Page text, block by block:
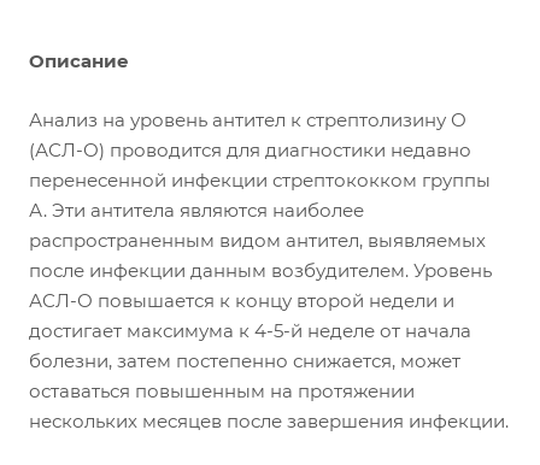
Описание
Анализ на уровень антител к стрептолизину О
(АСЛ-О) проводится для диагностики недавно
перенесенной инфекции стрептококком группы
А. Эти антитела являются наиболее
распространенным видом антител, выявляемых
после инфекции данным возбудителем. Уровень
АСЛ-О повышается к концу второй недели и
достигает максимума к 4-5-й неделе от начала
болезни, затем постепенно снижается, может
оставаться повышенным на протяжении
нескольких месяцев после завершения инфекции.